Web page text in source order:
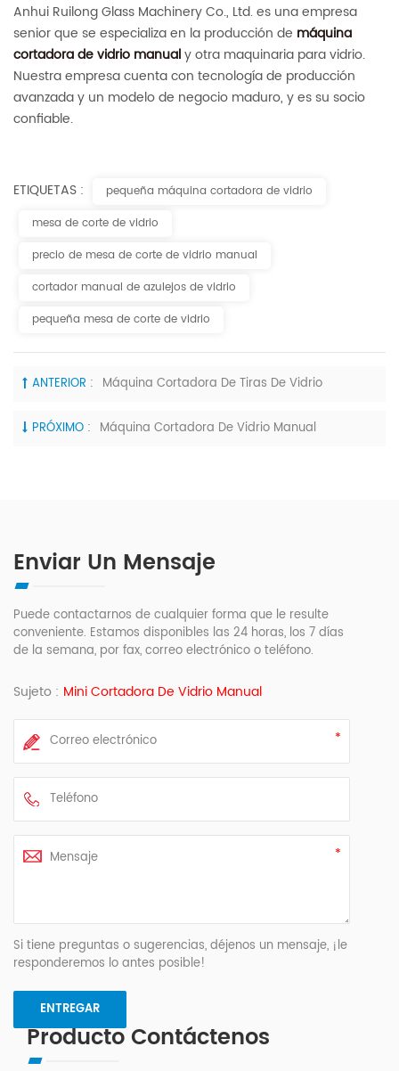
Anhui Ruilong Glass Machinery Co., Ltd. es una empresa
senior que se especializa en la producción de máquina
cortadora de vidrio manualy otra maquinaria para vidrio.
Nuestra empresa cuenta con tecnología de producción
avanzada y un modelo de negocio maduro, y es su socio
confiable.
ETIQUETAS :
pequeña máquina cortadora de vidrio
mesa de corte de vidrio
precio de mesa de corte de vidrio manual
cortador manual de azulejos de vidrio
pequeña mesa de corte de vidrio
ANTERIOR : Máquina Cortadora De Tiras De Vidrio
PRÓXIMO : Máquina Cortadora De Vidrio Manual
Enviar Un Mensaje
Puede contactarnos de cualquier forma que le resulte
conveniente. Estamos disponibles las 24 horas, los 7 días
de la semana, por fax, correo electrónico o teléfono.
Sujeto : Mini Cortadora De Vidrio Manual
Si tiene preguntas o sugerencias, déjenos un mensaje, ¡le
responderemos lo antes posible!
Producto Contáctenos